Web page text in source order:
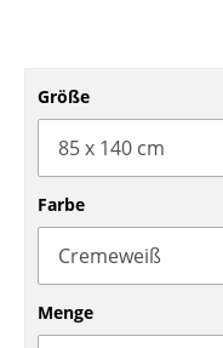
Schaukelstühle
Bürodrehstühle
Konferenzstühle
Bürosessel
Einzelteile
... alle Sitzmöbel
Größe
Farbe
Menge